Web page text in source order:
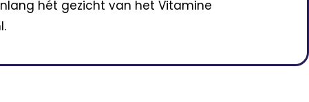
hét gezicht van het Vitamine